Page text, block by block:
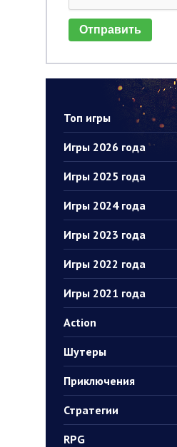
Топ игры
Игры 2026 года
Игры 2025 года
Игры 2024 года
Игры 2023 года
Игры 2022 года
Игры 2021 года
Action
Шутеры
Приключения
Стратегии
RPG
Отправить